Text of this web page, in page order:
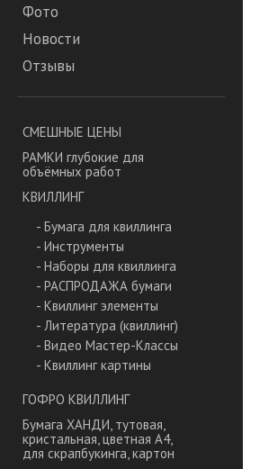
Фото
Новости
Отзывы
СМЕШНЫЕ ЦЕНЫ
РАМКИ глубокие для
объёмных работ
КВИЛЛИНГ
- Бумага для квиллинга
- Инструменты
- Наборы для квиллинга
- РАСПРОДАЖА бумаги
- Квиллинг элементы
- Литература (квиллинг)
- Видео Мастер-Классы
- Квиллинг картины
ГОФРО КВИЛЛИНГ
Бумага ХАНДИ, тутовая,
кристальная, цветная А4,
для скрапбукинга, картон